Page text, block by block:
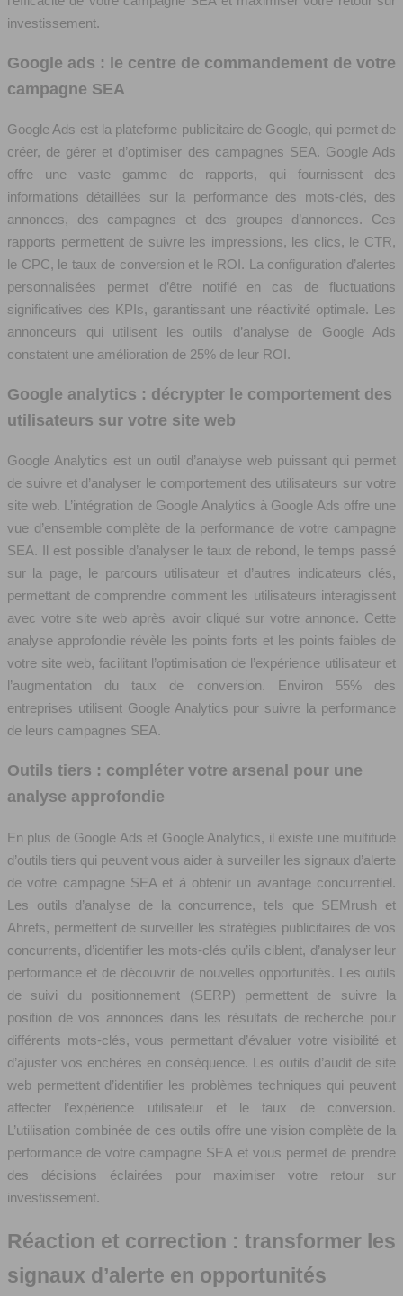
investissement.
Google ads : le centre de commandement de votre
campagne SEA
Google Ads est la plateforme publicitaire de Google, qui permet de
créer, de gérer et d’optimiser des campagnes SEA. Google Ads
offre une vaste gamme de rapports, qui fournissent des
informations détaillées sur la performance des mots-clés, des
annonces, des campagnes et des groupes d’annonces. Ces
rapports permettent de suivre les impressions, les clics, le CTR,
le CPC, le taux de conversion et le ROI. La configuration d’alertes
personnalisées permet d’être notifié en cas de fluctuations
significatives des KPIs, garantissant une réactivité optimale. Les
annonceurs qui utilisent les outils d’analyse de Google Ads
constatent une amélioration de 25% de leur ROI.
Google analytics : décrypter le comportement des
utilisateurs sur votre site web
Google Analytics est un outil d’analyse web puissant qui permet
de suivre et d’analyser le comportement des utilisateurs sur votre
site web. L’intégration de Google Analytics à Google Ads offre une
vue d’ensemble complète de la performance de votre campagne
SEA. Il est possible d’analyser le taux de rebond, le temps passé
sur la page, le parcours utilisateur et d’autres indicateurs clés,
permettant de comprendre comment les utilisateurs interagissent
avec votre site web après avoir cliqué sur votre annonce. Cette
analyse approfondie révèle les points forts et les points faibles de
votre site web, facilitant l’optimisation de l’expérience utilisateur et
l’augmentation du taux de conversion. Environ 55% des
entreprises utilisent Google Analytics pour suivre la performance
de leurs campagnes SEA.
Outils tiers : compléter votre arsenal pour une
analyse approfondie
En plus de Google Ads et Google Analytics, il existe une multitude
d’outils tiers qui peuvent vous aider à surveiller les signaux d’alerte
de votre campagne SEA et à obtenir un avantage concurrentiel.
Les outils d’analyse de la concurrence, tels que SEMrush et
Ahrefs, permettent de surveiller les stratégies publicitaires de vos
concurrents, d’identifier les mots-clés qu’ils ciblent, d’analyser leur
performance et de découvrir de nouvelles opportunités. Les outils
de suivi du positionnement (SERP) permettent de suivre la
position de vos annonces dans les résultats de recherche pour
différents mots-clés, vous permettant d’évaluer votre visibilité et
d’ajuster vos enchères en conséquence. Les outils d’audit de site
web permettent d’identifier les problèmes techniques qui peuvent
affecter l’expérience utilisateur et le taux de conversion.
L’utilisation combinée de ces outils offre une vision complète de la
performance de votre campagne SEA et vous permet de prendre
des décisions éclairées pour maximiser votre retour sur
investissement.
Réaction et correction : transformer les
signaux d’alerte en opportunités